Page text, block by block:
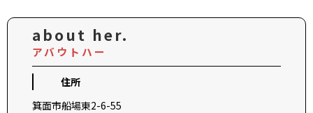
about her.
アバウトハー
住所
箕面市船場東2-6-55